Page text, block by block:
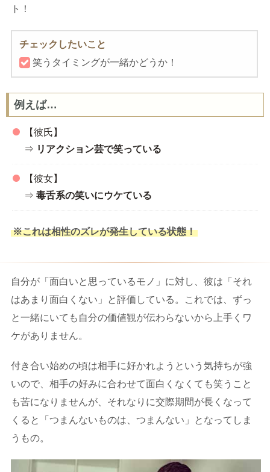
ト！
チェックしたいこと
笑うタイミングが一緒かどうか！
例えば…
【彼氏】
⇒ リアクション芸で笑っている
【彼女】
⇒ 毒舌系の笑いにウケている
※これは相性のズレが発生している状態！
自分が「面白いと思っているモノ」に対し、彼は「それ
はあまり面白くない」と評価している。これでは、ずっ
と一緒にいても自分の価値観が伝わらないから上手くワ
ケがありません。
付き合い始めの頃は相手に好かれようという気持ちが強
いので、相手の好みに合わせて面白くなくても笑うこと
も苦になりませんが、それなりに交際期間が長くなって
くると「つまんないものは、つまんない」となってしま
うもの。